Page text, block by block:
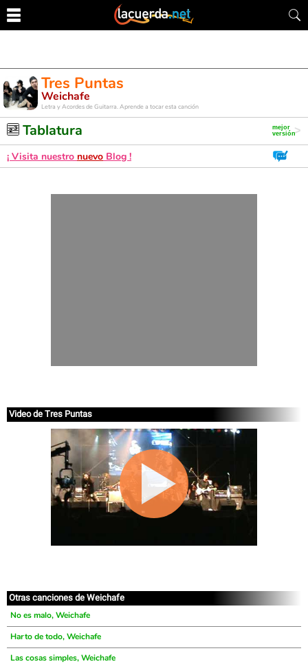
Tres Puntas
Weichafe
Letra y Acordes de Guitarra. Aprende a tocar esta canción
Tablatura
¡ Visita nuestro nuevo Blog !
Video de Tres Puntas
Otras canciones de Weichafe
No es malo, Weichafe
Harto de todo, Weichafe
Las cosas simples, Weichafe